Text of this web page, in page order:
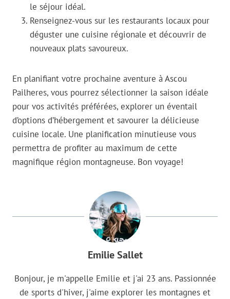
le séjour idéal.
Renseignez-vous sur les restaurants locaux pour
déguster une cuisine régionale et découvrir de
nouveaux plats savoureux.
En planifiant votre prochaine aventure à Ascou
Pailheres, vous pourrez sélectionner la saison idéale
pour vos activités préférées, explorer un éventail
d’options d’hébergement et savourer la délicieuse
cuisine locale. Une planification minutieuse vous
permettra de profiter au maximum de cette
magnifique région montagneuse. Bon voyage!
Emilie Sallet
Bonjour, je m'appelle Emilie et j'ai 23 ans. Passionnée
de sports d'hiver, j'aime explorer les montagnes et